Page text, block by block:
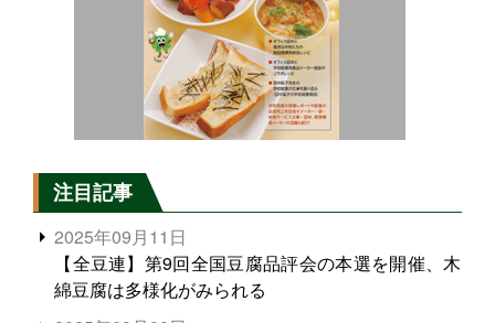
注目記事
2025年09月11日
【全豆連】第9回全国豆腐品評会の本選を開催、木
綿豆腐は多様化がみられる